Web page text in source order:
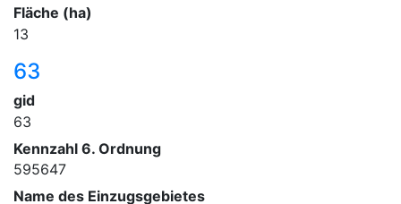
Fläche (ha)
13
63
gid
63
Kennzahl 6. Ordnung
595647
Name des Einzugsgebietes